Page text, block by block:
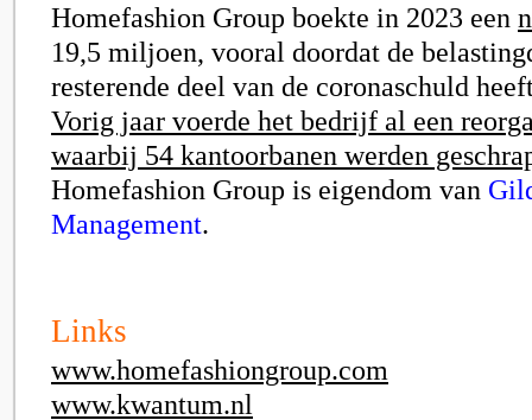
Homefashion Group boekte in 2023 een
19,5 miljoen, vooral doordat de
resterende deel van de coronaschuld
Vorig jaar voerde het bedrijf al een
waarbij 54 kantoorbanen werden
Homefashion Group is eigendom van
Management.
Links
www.homefashiongroup.com
www.kwantum.nl